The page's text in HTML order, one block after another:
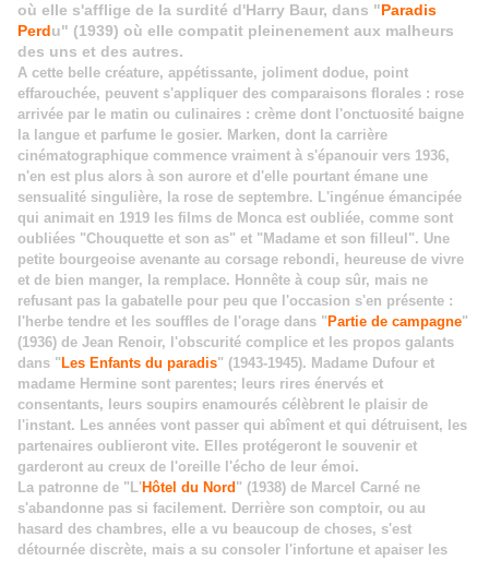
où elle s'afflige de la surdité d'Harry Baur, dans "Paradis
Perdu" (1939) où elle compatit pleinenement aux malheurs
des uns et des autres.
A cette belle créature, appétissante, joliment dodue, point
effarouchée, peuvent s'appliquer des comparaisons florales : rose
arrivée par le matin ou culinaires : crème dont l'onctuosité baigne
la langue et parfume le gosier. Marken, dont la carrière
cinématographique commence vraiment à s'épanouir vers 1936,
n'en est plus alors à son aurore et d'elle pourtant émane une
sensualité singulière, la rose de septembre. L'ingénue émancipée
qui animait en 1919 les films de Monca est oubliée, comme sont
oubliées "Chouquette et son as" et "Madame et son filleul". Une
petite bourgeoise avenante au corsage rebondi, heureuse de vivre
et de bien manger, la remplace. Honnête à coup sûr, mais ne
refusant pas la gabatelle pour peu que l'occasion s'en présente :
l'herbe tendre et les souffles de l'orage dans " Partie de campagne"
(1936) de Jean Renoir, l'obscurité complice et les propos galants
dans " Les Enfants du paradis" (1943-1945). Madame Dufour et
madame Hermine sont parentes; leurs rires énervés et
consentants, leurs soupirs enamourés célèbrent le plaisir de
l'instant. Les années vont passer qui abîment et qui détruisent, les
partenaires oublieront vite. Elles protégeront le souvenir et
garderont au creux de l'oreille l'écho de leur émoi.
La patronne de "L'Hôtel du Nord " (1938) de Marcel Carné ne
s'abandonne pas si facilement. Derrière son comptoir, ou au
hasard des chambres, elle a vu beaucoup de choses, s'est
détournée discrète, mais a su consoler l'infortune et apaiser les